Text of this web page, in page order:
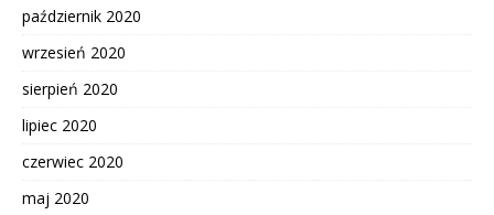
październik 2020
wrzesień 2020
sierpień 2020
lipiec 2020
czerwiec 2020
maj 2020